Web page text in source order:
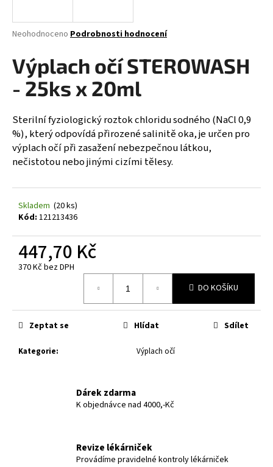
Průměrné
produktu
je
z
hvězdiček.
Neohodnoceno Podrobnosti hodnocení
Výplach očí STEROWASH
- 25ks x 20ml
Sterilní fyziologický roztok chloridu sodného (NaCl 0,9
%), který odpovídá přirozené salinitě oka, je určen pro
výplach očí při zasažení nebezpečnou látkou,
nečistotou nebo jinými cizími tělesy.
Skladem (20 ks)
Kód: 121213436
447,70 Kč
370 Kč bez DPH
DO KOŠÍKU
Kategorie: Výplach očí
Zeptat se Hlídat Sdílet
Dárek zdarma
K objednávce nad 4000,-Kč
Revize lékárniček
Provádíme pravidelné kontroly lékárniček
j
t
?
HLEDAT
o
p
o
u
e
m